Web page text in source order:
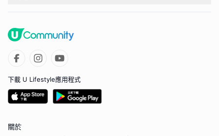
下載 U Lifestyle應用程式
關於